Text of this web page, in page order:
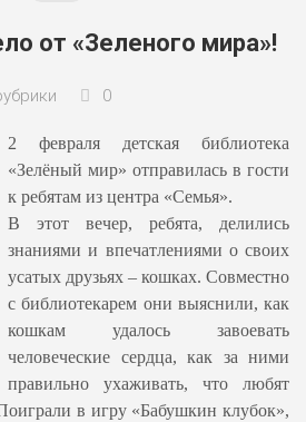
от «Зеленого мира»!
0
2 февраля детская библиотека
«Зелёный мир» отправилась в гости
к ребятам из центра «Семья».
В этот вечер, ребята, делились
знаниями и впечатлениями о своих
усатых друзьях – кошках. Совместно
с библиотекарем они выяснили, как
кошкам удалось завоевать
человеческие сердца, как за ними
правильно ухаживать, что любят
в игру «Бабушкин клубок»,